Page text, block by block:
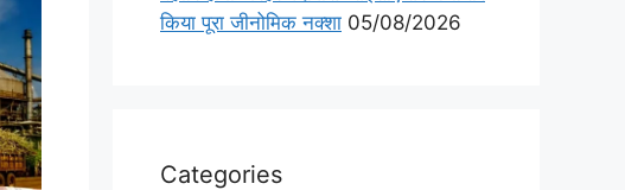
किया पूरा जीनोमिक नक्शा 05/08/2026
Categories